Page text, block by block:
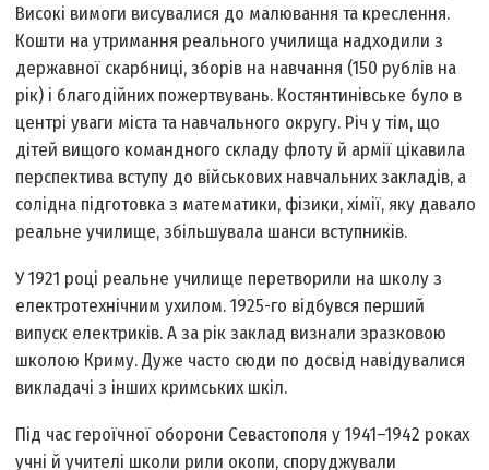
Високі вимоги висувалися до малювання та креслення.
Кошти на утримання реального училища надходили з
державної скарбниці, зборів на навчання (150 рублів на
рік) і благодійних пожертвувань. Костянтинівське було в
центрі уваги міста та навчального округу. Річ у тім, що
дітей вищого командного складу флоту й армії цікавила
перспектива вступу до військових навчальних закладів, а
солідна підготовка з математики, фізики, хімії, яку давало
реальне училище, збільшувала шанси вступників.
У 1921 році реальне училище перетворили на школу з
електротехнічним ухилом. 1925-го відбувся перший
випуск електриків. А за рік заклад визнали зразковою
школою Криму. Дуже часто сюди по досвід навідувалися
викладачі з інших кримських шкіл.
Під час героїчної оборони Севастополя у 1941–1942 роках
учні й учителі школи рили окопи, споруджували